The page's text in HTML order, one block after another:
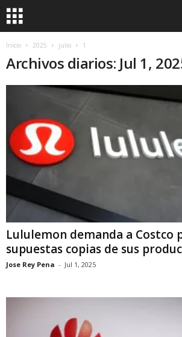
Inicio 2025 julio 1
Archivos diarios: Jul 1,
Lululemon demanda a Costco
supuestas copias de sus
Jose Rey Pena - Jul 1, 2025